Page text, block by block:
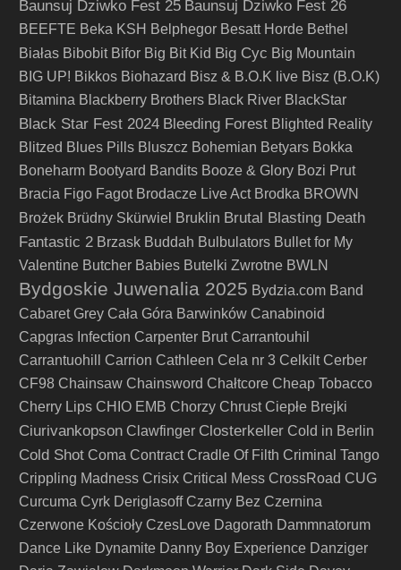
Baunsuj Dziwko Fest 25 Baunsuj Dziwko Fest 26
BEEFTE Beka KSH Belphegor Besatt Horde Bethel
Białas Bibobit Bifor Big Bit Kid Big Cyc Big Mountain
BIG UP! Bikkos Biohazard Bisz & B.O.K live Bisz (B.O.K)
Bitamina Blackberry Brothers Black River BlackStar
Black Star Fest 2024 Bleeding Forest Blighted Reality
Blitzed Blues Pills Bluszcz Bohemian Betyars Bokka
Boneharm Bootyard Bandits Booze & Glory Bozi Prut
Bracia Figo Fagot Brodacze Live Act Brodka BROWN
Brożek Brüdny Skürwiel Bruklin Brutal Blasting Death
Fantastic 2 Brzask Buddah Bulbulators Bullet for My
Valentine Butcher Babies Butelki Zwrotne BWLN
Bydgoskie Juwenalia 2025 Bydzia.com Band
Cabaret Grey Cała Góra Barwinków Canabinoid
Capgras Infection Carpenter Brut Carrantouhil
Carrantuohill
Carrion Cathleen Cela nr 3 Celkilt Cerber
CF98 Chainsaw Chainsword Chałtcore Cheap Tobacco
Cherry Lips CHIO EMB Chorzy Chrust Ciepłe Brejki
Ciurivankopson Clawfinger Closterkeller Cold in Berlin
Cold Shot Coma Contract Cradle Of Filth Criminal Tango
Crippling Madness Crisix Critical Mess CrossRoad CUG
Curcuma Cyrk Deriglasoff Czarny Bez Czernina
Czerwone Kościoły CzesLove Dagorath Dammnatorum
Dance Like Dynamite Danny Boy Experience Danziger